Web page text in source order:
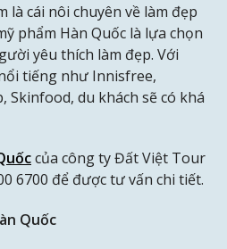
là cái nôi chuyên về làm đẹp
phẩm Hàn Quốc là lựa chọn
yêu thích làm đẹp. Với
tiếng như Innisfree,
Skinfood, du khách sẽ có khá
của công ty Đất Việt Tour
6700 để được tư vấn chi tiết.
Quốc